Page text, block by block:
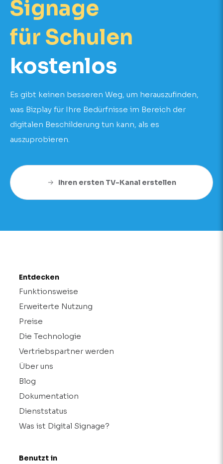
Signage
für Schulen
kostenlos
Es gibt keinen besseren Weg, um herauszufinden,
was Bizplay für Ihre Bedürfnisse im Bereich der
digitalen Beschilderung tun kann, als es
auszuprobieren.
Ihren ersten TV-Kanal erstellen
Entdecken
Funktionsweise
Erweiterte Nutzung
Preise
Die Technologie
Vertriebspartner werden
Über uns
Blog
Dokumentation
Dienststatus
Was ist Digital Signage?
Benutzt in